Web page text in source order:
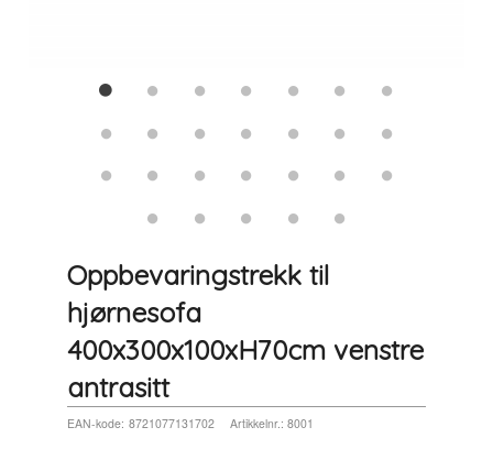
Oppbevaringstrekk til
hjørnesofa
400x300x100xH70cm venstre
antrasitt
EAN-kode: 8721077131702 Artikkelnr.: 8001